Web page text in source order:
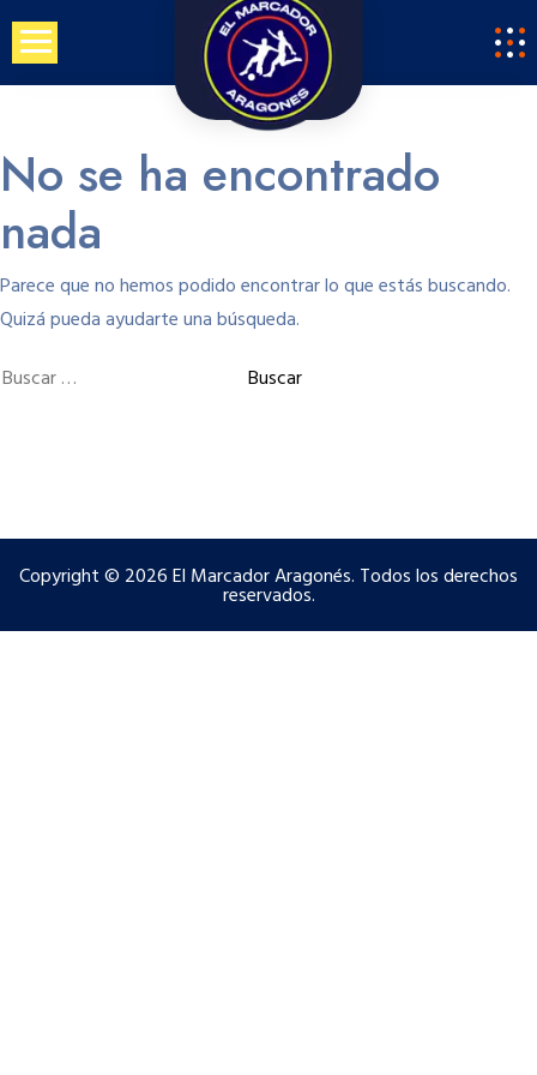
Saltar
contenido
No se ha encontrado
nada
Parece que no hemos podido encontrar lo que estás buscando.
Quizá pueda ayudarte una búsqueda.
Buscar:
Copyright © 2026 El Marcador Aragonés. Todos los derechos
reservados.